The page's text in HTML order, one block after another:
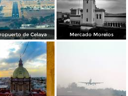
de Celaya Mercado Morelos